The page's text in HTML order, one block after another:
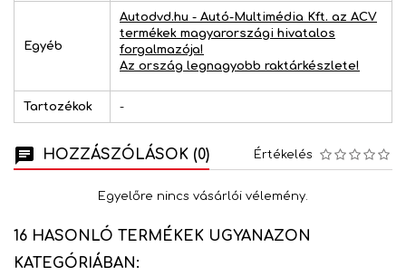
Egyéb
Autodvd.hu - Autó-Multimédia Kft. az ACV
termékek magyarországi hivatalos
forgalmazója!
Az ország legnagyobb raktárkészlete!
Tartozékok -
HOZZÁSZÓLÁSOK (0) Értékelés
Egyelőre nincs vásárlói vélemény.
16 HASONLÓ TERMÉKEK UGYANAZON
KATEGÓRIÁBAN: